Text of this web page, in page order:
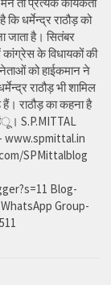
प्रत्येक कार्यकर्ता
धर्मेन्द्र राठौड़ को
जाता है। सितंबर
के विधायकों की
को हाईकमान ने
राठौड़ भी शामिल
राठौड़ का कहना है
S.P.MITTAL
www.spmittal.in
SPMittalblog
Blog-
Group-